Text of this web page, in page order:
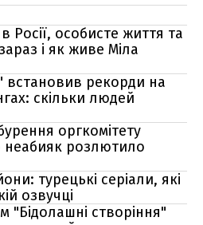
Росії, особисте життя та
і як живе Міла
встановив рекорди на
скільки людей
оргкомітету
неабияк розлютило
турецькі серіали, які
озвучці
"Бідолашні створіння"